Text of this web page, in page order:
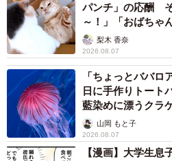
パンチ」の応酬
～！」「おばちゃ
梨木 香奈
2026.08.07
「ちょっとババロ
日に手作りトー
藍染めに漂うク
ごい」山岡 もと子
2026.08.07
【漫画】大学生息